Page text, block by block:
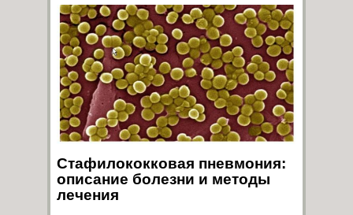
Стафилококковая пневмония:
описание болезни и методы
лечения